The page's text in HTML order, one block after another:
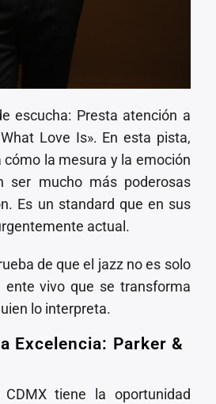
escucha: Presta atención a
What Love Is». En esta pista,
la mesura y la emoción
ser mucho más poderosas
Es un standard que en sus
actual.
de que el jazz no es solo
ente vivo que se transforma
lo interpreta.
Excelencia: Parker &
tiene la oportunidad